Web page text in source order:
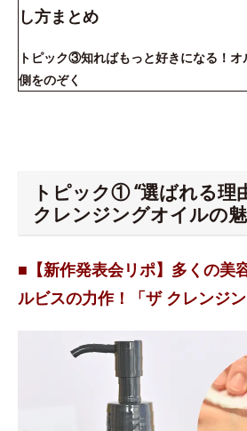
し方まとめ
トピック③知ればもっと好きになる！オ
側をのぞく
トピック① “選ばれる理
クレンジングオイルの
■【新作発表会リポ】多くの美
ルビスの力作！「ザ クレンジ